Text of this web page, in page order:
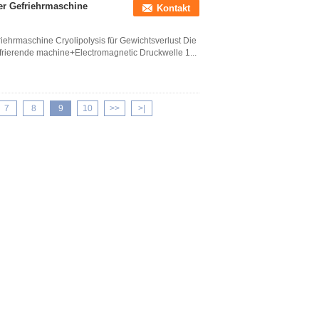
Gefriehrmaschine
Kontakt
Cryolipolysis für Gewichtsverlust Die
machine+Electromagnetic Druckwelle 1...
7 8 9 10 >> >|